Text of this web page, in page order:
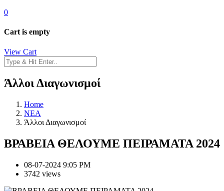
0
Cart is empty
View Cart
Άλλοι Διαγωνισμοί
Home
NEA
Άλλοι Διαγωνισμοί
ΒΡΑΒΕΙΑ ΘΕΛΟΥΜΕ ΠΕΙΡΑΜΑΤΑ 2024
08-07-2024 9:05 PM
3742 views